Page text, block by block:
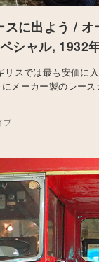
に出よう /
シャル, 1932
リスでは最も安価に
メーカー製のレー
ブ